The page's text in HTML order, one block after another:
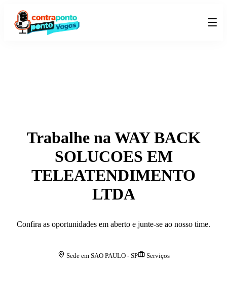
Trabalhe naWAY BACK
SOLUCOES EM
TELEATENDIMENTO
LTDA
Confira as oportunidades em aberto e junte-se ao nosso time.
Sede em SAO PAULO- SP Serviços